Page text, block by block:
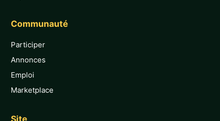
Communauté
Participer
Annonces
Emploi
Marketplace
Site